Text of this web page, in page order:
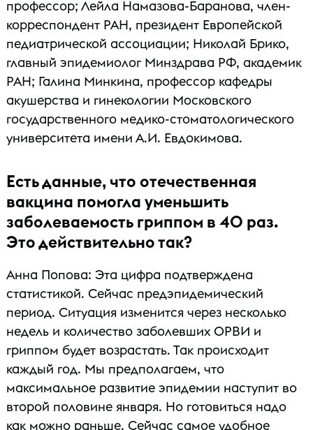
профессор; Лейла Намазова-Баранова, член-
корреспондент РАН, президент Европейской
педиатрической ассоциации; Николай Брико,
главный эпидемиолог Минздрава РФ, академик
РАН; Галина Минкина, профессор кафедры
акушерства и гинекологии Московского
государственного медико-стоматологического
университета имени А.И. Евдокимова.
Есть данные, что отечественная
вакцина помогла уменьшить
заболеваемость гриппом в 40 раз.
Это действительно так?
Анна Попова: Эта цифра подтверждена
статистикой. Сейчас предэпидемический
период. Ситуация изменится через несколько
недель и количество заболевших ОРВИ и
гриппом будет возрастать. Так происходит
каждый год. Мы предполагаем, что
максимальное развитие эпидемии наступит во
второй половине января. Но готовиться надо
как можно раньше. Сейчас самое удобное